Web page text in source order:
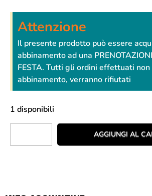
Attenzione
Il presente prodotto può essere
abbinamento ad una
FESTA. Tutti gli ordini effettuati non
abbinamento, verranno rifiutati
1 disponibili
AGGIUNGI AL